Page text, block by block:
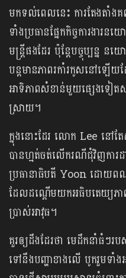
មកទល់ពេលនេះ ការតែងតាំងគ
ទាំងប្រធានផ្នែកកិច្ចការងារ
មន្ត្រីផងដែរ ប៉ុន្តែបច្ចុប្បន្ន ន
បន្តមានភាពរកាំរកូសនៅឡើយ
អាទិភាពសំខាន់មួយផ្សេងទៀ
ស្រាយ។
ក្នុងនោះដែរ លោក Lee នៅតែ
បានហ្មត់ចត់លើករណីជុំវិញការ
ប្រធានាធិបតី Yoon ដោយពណ៌
ដែលដណ្តើមយកអធិបតេយ្យភា
ប្រាស់អាវុធ។
គួរឲ្យដឹងដែរថា មេដឹកនាំធំៗ
ទៅនឹងបញ្ហាខាងលើ បូករួមទាំ